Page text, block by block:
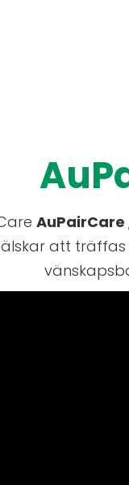
AuPairCare
att